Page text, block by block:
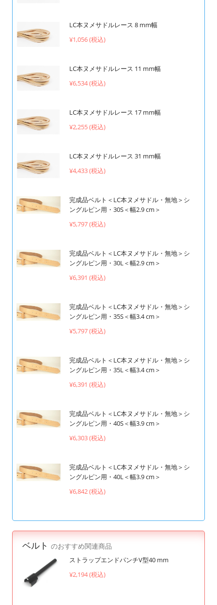
LC本ヌメサドルレース 8 mm幅
¥1,056 (税込)
LC本ヌメサドルレース 11 mm幅
¥6,534 (税込)
LC本ヌメサドルレース 17 mm幅
¥2,255 (税込)
LC本ヌメサドルレース 31 mm幅
¥4,433 (税込)
完成品ベルト＜LC本ヌメサドル・無地＞シ
ングルピン用・30S＜幅2.9 cm＞
¥5,797 (税込)
完成品ベルト＜LC本ヌメサドル・無地＞シ
ングルピン用・30L＜幅2.9 cm＞
¥6,391 (税込)
完成品ベルト＜LC本ヌメサドル・無地＞シ
ングルピン用・35S＜幅3.4 cm＞
¥5,797 (税込)
完成品ベルト＜LC本ヌメサドル・無地＞シ
ングルピン用・35L＜幅3.4 cm＞
¥6,391 (税込)
完成品ベルト＜LC本ヌメサドル・無地＞シ
ングルピン用・40S＜幅3.9 cm＞
¥6,303 (税込)
完成品ベルト＜LC本ヌメサドル・無地＞シ
ングルピン用・40L＜幅3.9 cm＞
¥6,842 (税込)
ベルト のおすすめ関連商品
ストラップエンドパンチV型40 mm
¥2,194 (税込)